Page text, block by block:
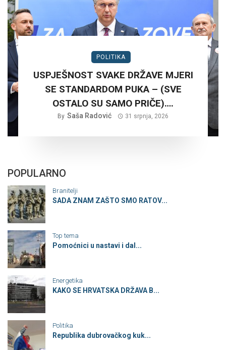
POLITIKA
USPJEŠNOST SVAKE DRŽAVE MJERI
SE STANDARDOM PUKA – (SVE
OSTALO SU SAMO PRIČE)….
By Saša Radović 31 srpnja, 2026
POPULARNO
Branitelji
SADA ZNAM ZAŠTO SMO RATOV...
Top tema
Pomoćnici u nastavi i dal...
Energetika
KAKO SE HRVATSKA DRŽAVA B...
Politika
Republika dubrovačkog kuk...